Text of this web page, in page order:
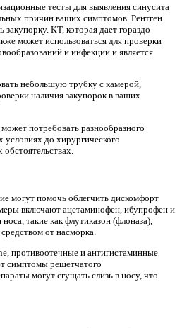
тесты для выявления синусита
причин ваших симптомов. Рентген
КТ, которая дает гораздо
может использоваться для проверки
и инфекции и является
небольшую трубку с камерой,
наличия закупорок в ваших
потребовать разнообразного
до хирургического
могут помочь облегчить дискомфорт
включают ацетаминофен, ибупрофен и
такие как флутиказон (флоназа),
от насморка.
противоотечные и антигистаминные
симптомы решетчатого
могут сгущать слизь в носу, что